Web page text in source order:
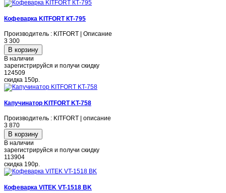
Кофеварка KITFORT КТ-795
Производитель : KITFORT | Описание
3 300
В наличии
зарегистрируйся и получи скидку
124509
скидка 150р.
Капучинатор KITFORT KT-758
Производитель : KITFORT | описание
3 870
В наличии
зарегистрируйся и получи скидку
113904
скидка 190р.
Кофеварка VITEK VT-1518 BK